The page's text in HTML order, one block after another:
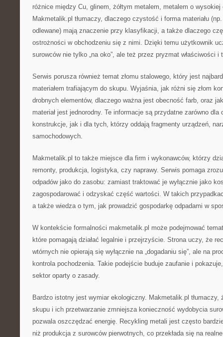
różnice między Cu, glinem, żółtym metalem, metalem o
Makmetalik.pl tłumaczy, dlaczego czystość i forma materiału
odlewane) mają znaczenie przy klasyfikacji, a także dlaczego
ostrożności w obchodzeniu się z nimi. Dzięki temu użytkownik
surowców nie tylko „na oko”, ale też przez pryzmat właściwości
Serwis porusza również temat złomu stalowego, który jest
materiałem trafiającym do skupu. Wyjaśnia, jak różni się złom
drobnych elementów, dlaczego ważna jest obecność farb, oraz
materiał jest jednorodny. Te informacje są przydatne zarówno
konstrukcje, jak i dla tych, którzy oddają fragmenty urządzeń,
samochodowych.
Makmetalik.pl to także miejsce dla firm i wykonawców, którzy
remonty, produkcja, logistyka, czy naprawy. Serwis pomaga
odpadów jako do zasobu: zamiast traktować je wyłącznie jako
zagospodarować i odzyskać część wartości. W takich
a także wiedza o tym, jak prowadzić gospodarkę odpadami w
W kontekście formalności makmetalik.pl może podejmować
które pomagają działać legalnie i przejrzyście. Strona uczy, że
wtórnych nie opierają się wyłącznie na „dogadaniu się”, ale na
kontrola pochodzenia. Takie podejście buduje zaufanie i
sektor oparty o zasady.
Bardzo istotny jest wymiar ekologiczny. Makmetalik.pl tłumaczy,
skupu i ich przetwarzanie zmniejsza konieczność wydobycia
pozwala oszczędzać energię. Recykling metali jest często
niż produkcja z surowców pierwotnych, co przekłada się na